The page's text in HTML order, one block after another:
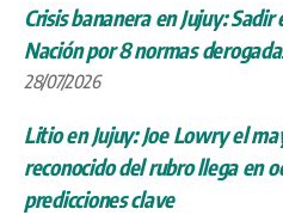
Crisis bananera en Jujuy:
Nación por 8 normas
28/07/2026
Litio en Jujuy: Joe Lowry el
reconocido del rubro llega en
predicciones clave